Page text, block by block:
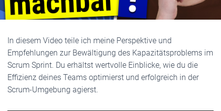
In diesem Video teile ich meine Perspektive und
Empfehlungen zur Bewältigung des Kapazitätsproblems im
Scrum Sprint. Du erhältst wertvolle Einblicke, wie du die
Effizienz deines Teams optimierst und erfolgreich in der
Scrum-Umgebung agierst.